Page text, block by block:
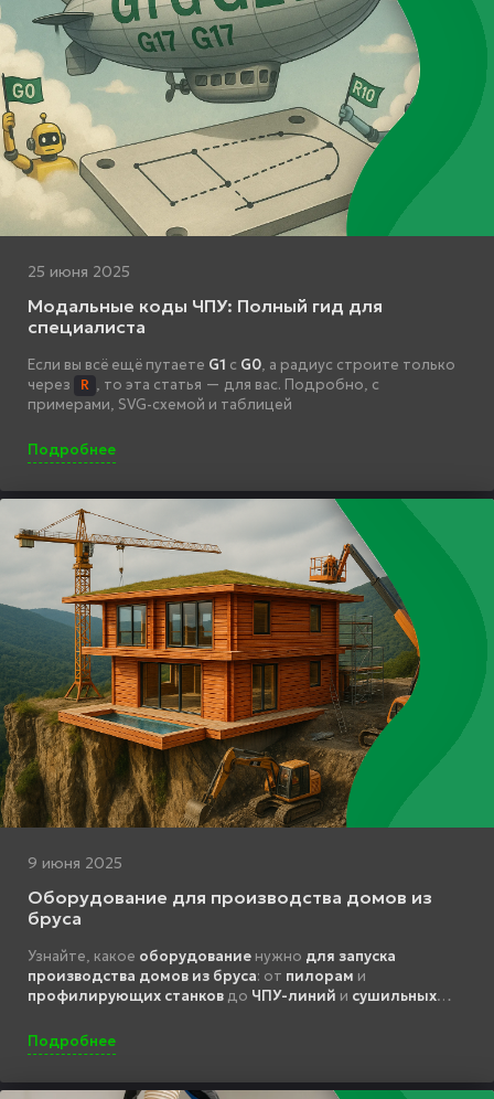
25 июня 2025
Модальные коды ЧПУ: Полный гид для
специалиста
Если вы всё ещё путаете G1 с G0, а радиус строите только
через
R , то эта статья — для вас. Подробно, с
примерами, SVG-схемой и таблицей
Подробнее
9 июня 2025
Оборудование для производства домов из
бруса
Узнайте, какое оборудование нужно для запуска
производства домов из бруса: от пилорам и
профилирующих станков до ЧПУ-линий и сушильных
расчёты окупаемости и советы по автоматизации.
Подробнее